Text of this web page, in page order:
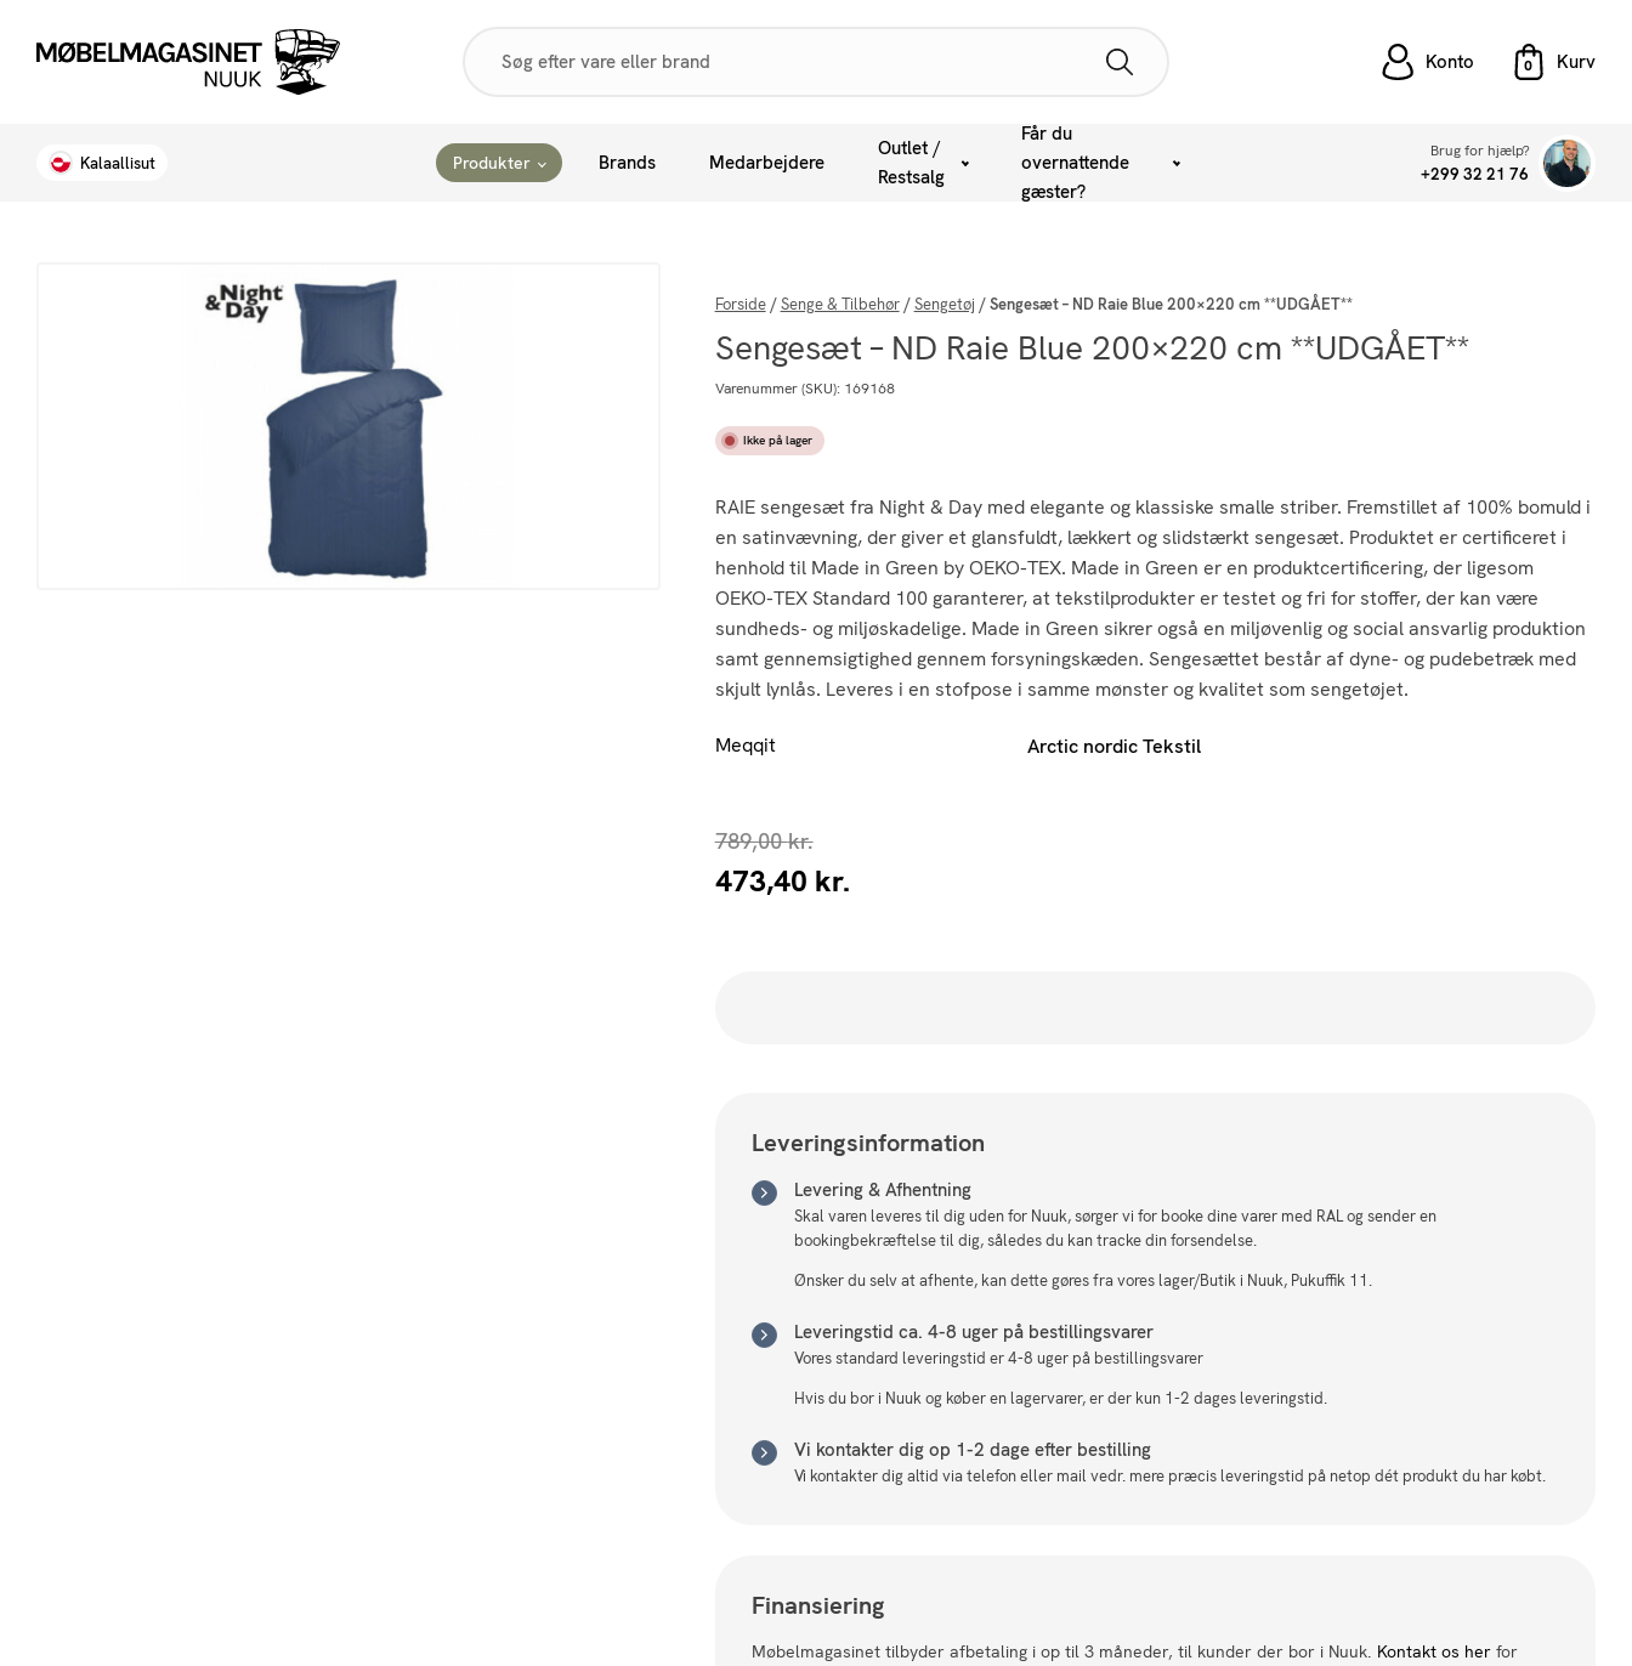
search
Konto
Kalaallisut Produkter Brands Medarbejdere
Outlet /
Restsalg
Får du
overnattende
gæster?
Brug for hjælp?
+299 32 21 76
Forside/Senge & Tilbehør/Sengetøj /Sengesæt – ND Raie Blue 200×220 cm **UDGÅET**
Sengesæt – ND Raie Blue 200×220 cm **UDGÅET**
Varenummer (SKU): 169168
Ikke på lager
RAIE sengesæt fra Night & Day med elegante og klassiske smalle striber. Fremstillet af 100% bomuld i
en satinvævning, der giver et glansfuldt, lækkert og slidstærkt sengesæt. Produktet er certificeret i
henhold til Made in Green by OEKO-TEX. Made in Green er en produktcertificering, der ligesom
OEKO-TEX Standard 100 garanterer, at tekstilprodukter er testet og fri for stoffer, der kan være
sundheds- og miljøskadelige. Made in Green sikrer også en miljøvenlig og social ansvarlig produktion
samt gennemsigtighed gennem forsyningskæden. Sengesættet består af dyne- og pudebetræk med
skjult lynlås. Leveres i en stofpose i samme mønster og kvalitet som sengetøjet.
Meqqit Arctic nordic Tekstil
789,00kr.
Den
473,40 kr.
Den
Leveringsinformation
Levering & Afhentning
Skal varen leveres til dig uden for Nuuk, sørger vi for booke dine varer med RAL og sender en
bookingbekræftelse til dig, således du kan tracke din forsendelse.
Ønsker du selv at afhente, kan dette gøres fra vores lager/Butik i Nuuk, Pukuffik 11.
Leveringstid ca. 4-8 uger på bestillingsvarer
Vores standard leveringstid er 4-8 uger på bestillingsvarer
Hvis du bor i Nuuk og køber en lagervarer, er der kun 1-2 dages leveringstid.
Vi kontakter dig op 1-2 dage efter bestilling
Vi kontakter dig altid via telefon eller mail vedr. mere præcis leveringstid på netop dét produkt du har købt.
Finansiering
Møbelmagasinet tilbyder afbetaling i op til 3 måneder, til kunder der bor i Nuuk. Kontakt os herfor